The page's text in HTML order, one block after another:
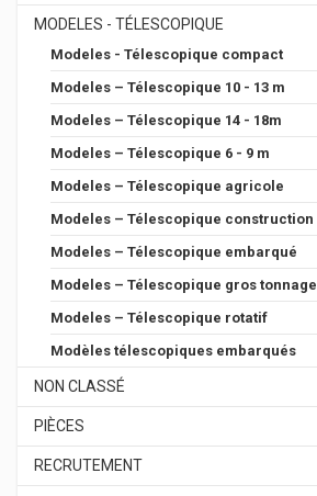
MODELES - TÉLESCOPIQUE
Modeles - Télescopique compact
Modeles – Télescopique 10 - 13 m
Modeles – Télescopique 14 - 18m
Modeles – Télescopique 6 - 9 m
Modeles – Télescopique agricole
Modeles – Télescopique construction
Modeles – Télescopique embarqué
Modeles – Télescopique gros tonnage
Modeles – Télescopique rotatif
Modèles télescopiques embarqués
NON CLASSÉ
PIÈCES
RECRUTEMENT